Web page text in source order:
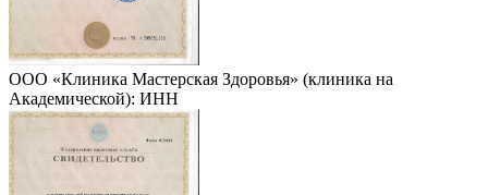
ООО «Клиника Мастерская Здоровья» (клиника на
Академической): ИНН